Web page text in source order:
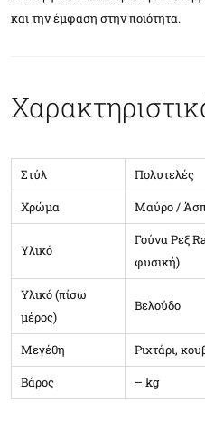
και την έμφαση στην ποιότητα.
Στύλ
Πολυτελές
Χρώμα
Μαύρο /
Υλικό
Γούνα Ρεξ
φυσική)
Υλικό (πίσω
μέρος)
Βελούδο
Μεγέθη
Ριχτάρι,
Βάρος
– kg